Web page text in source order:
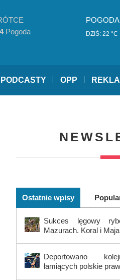
Pogoda
POGODA
DZIŚ: 22 °C
PODCASTY OPP
Ostatnie wpisy
Sukces lęgowy
Mazurach. Koral i
Deportowano
łamiących polskie